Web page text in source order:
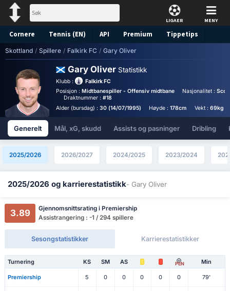
LIGAER MENY
Cornere Tennis (EN) API Premium Tippetips
Skottland / Spillere / Falkirk FC / Gary Oliver
Gary Oliver Statistikk
Klubb :
Falkirk FC
Posisjon : Midtbanespiller - Offensiv midtbane Nasjonalitet :
Draktnummer :#18
Alder (bursdag) : 30 (14/07/1995) Høyde :178cm Vekt : 69kg
Generelt Mål, xG, skudd Assists og pasninger Dribling
2025/2026 2026/2027 2024/2025 2023/2024
2025/2026 og karrierestatistikk- Gary Oliver
3.89
Gjennomsnittsrating i Premiership
Assistrangering : -1 / 294 spillere
Sesongstatistikker Karrierestatistikker
Turnering KS SM AS PEN Min
Premiership 5 0 0 0 0 0 79'